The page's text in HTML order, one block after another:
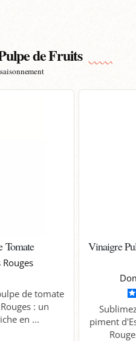
de Fruits
Tomate
de tomate
: un
en ...
Vinaigre
piment